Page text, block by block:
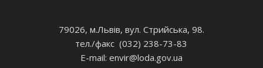
79026, м.Львів, вул. Стрийська, 98.
тел./факс (032) 238-73-83
E-mail: envir@loda.gov.ua